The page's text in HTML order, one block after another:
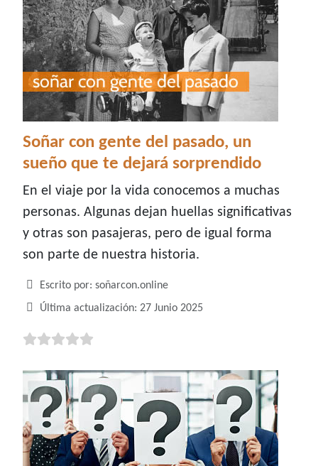
Soñar con gente del pasado, un
sueño que te dejará sorprendido
En el viaje por la vida conocemos a muchas
personas. Algunas dejan huellas significativas
y otras son pasajeras, pero de igual forma
son parte de nuestra historia.
Detalles
Escrito por: soñarcon.online
Última actualización: 27 Junio 2025